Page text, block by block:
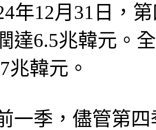
年12月31日，
達6.5兆韓元。
兆韓元。
一季，儘管第